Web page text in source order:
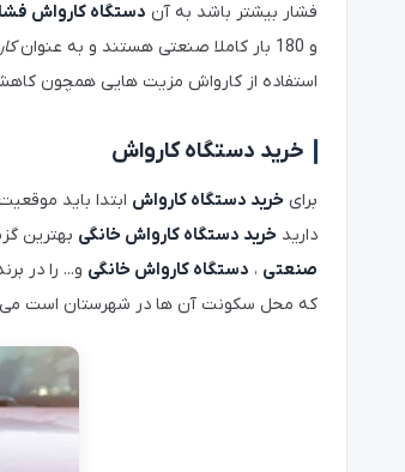
فشار بیشتر باشد به آن دستگاه کارواش
و 180 بار کاملا صنعتی هستند و به عنوان
استفاده از کارواش مزیت هایی همچون
خرید دستگاه کارواش
برای خرید دستگاه کارواش ابتدا باید
دارید خرید دستگاه کارواش خانگی بهترین
صنعتی ، دستگاه کارواش خانگی و... را در
که محل سکونت آن ها در شهرستان است می